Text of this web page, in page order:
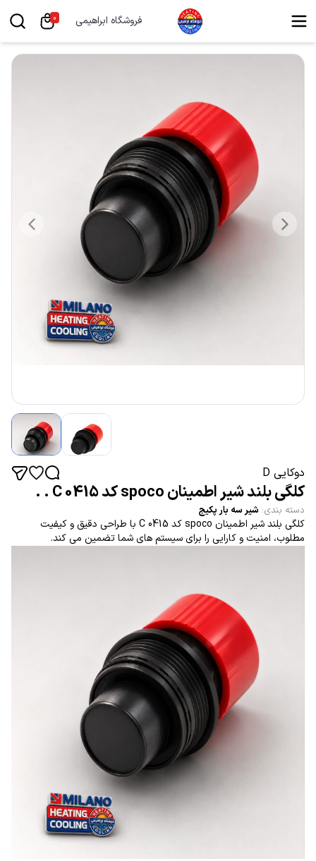
فروشگاه ابراهیمی 0
دوکایی D
کلگی بلند شیر اطمینان spoco کد 0415 C . .
دسته بندی: شیر سه بار پکیج
کلگی بلند شیر اطمینان spoco کد 0415 C با طراحی دقیق و کیفیت
مطلوب، امنیت و کارایی را برای سیستم های شما تضمین می کند.